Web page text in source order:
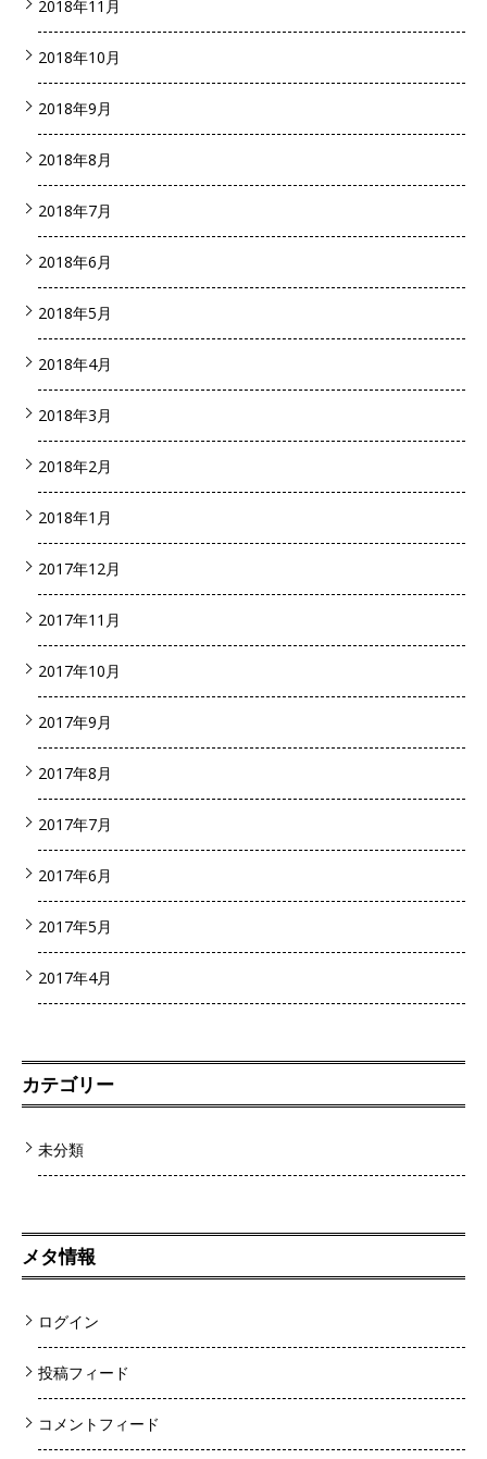
2018年11月
2018年10月
2018年9月
2018年8月
2018年7月
2018年6月
2018年5月
2018年4月
2018年3月
2018年2月
2018年1月
2017年12月
2017年11月
2017年10月
2017年9月
2017年8月
2017年7月
2017年6月
2017年5月
2017年4月
カテゴリー
未分類
メタ情報
ログイン
投稿フィード
コメントフィード